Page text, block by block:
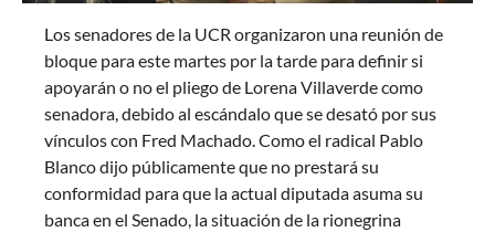
Los senadores de la UCR organizaron una reunión de
bloque para este martes por la tarde para definir si
apoyarán o no el pliego de Lorena Villaverde como
senadora, debido al escándalo que se desató por sus
vínculos con Fred Machado. Como el radical Pablo
Blanco dijo públicamente que no prestará su
conformidad para que la actual diputada asuma su
banca en el Senado, la situación de la rionegrina